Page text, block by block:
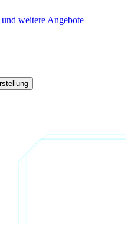
weitere Angebote